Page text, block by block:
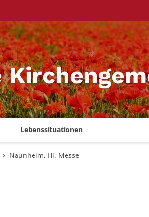
Lebenssituationen
Naunheim, Hl. Messe